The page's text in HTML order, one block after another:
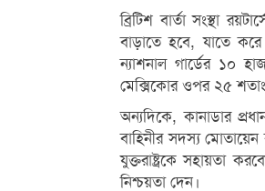
ব্রিটিশ বার্তা সংস্থা
বাড়াতে হবে, যাতে
ন্যাশনাল গার্ডের ১০
মেক্সিকোর ওপর ২৫
অন্যদিকে, কানাডার
বাহিনীর সদস্য
যুক্তরাষ্ট্রকে সহায়তা
নিশ্চয়তা দেন।